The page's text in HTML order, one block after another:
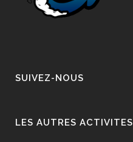
SUIVEZ-NOUS
LES AUTRES ACTIVITES